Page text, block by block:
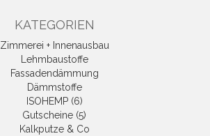
KATEGORIEN
Zimmerei + Innenausbau
Lehmbaustoffe
Fassadendämmung
Dämmstoffe
ISOHEMP (6)
Gutscheine (5)
Kalkputze & Co